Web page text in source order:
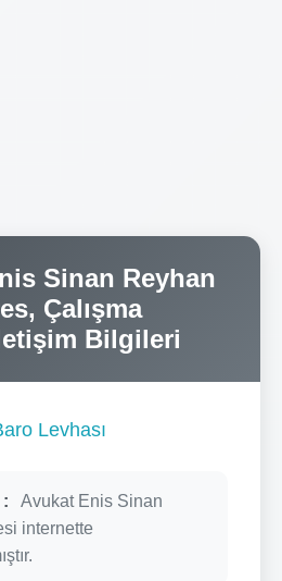
Sinan Reyhan
Çalışma
Bilgileri
Levhası
Avukat Enis Sinan
internette